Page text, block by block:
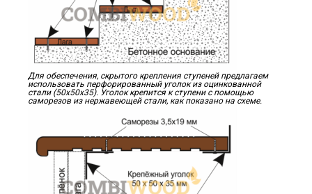
Для обеспечения, скрытого крепления ступеней предлагаем
использовать перфорированный уголок из оцинкованной
стали (50х50х35). Уголок крепится к ступени с помощью
саморезов из нержавеющей стали, как показано на схеме.